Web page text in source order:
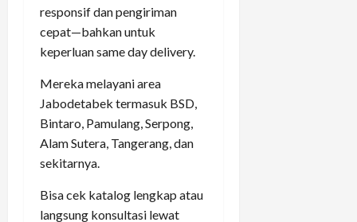
responsif dan pengiriman
cepat—bahkan untuk
keperluan same day delivery.
Mereka melayani area
Jabodetabek termasuk BSD,
Bintaro, Pamulang, Serpong,
Alam Sutera, Tangerang, dan
sekitarnya.
Bisa cek katalog lengkap atau
langsung konsultasi lewat